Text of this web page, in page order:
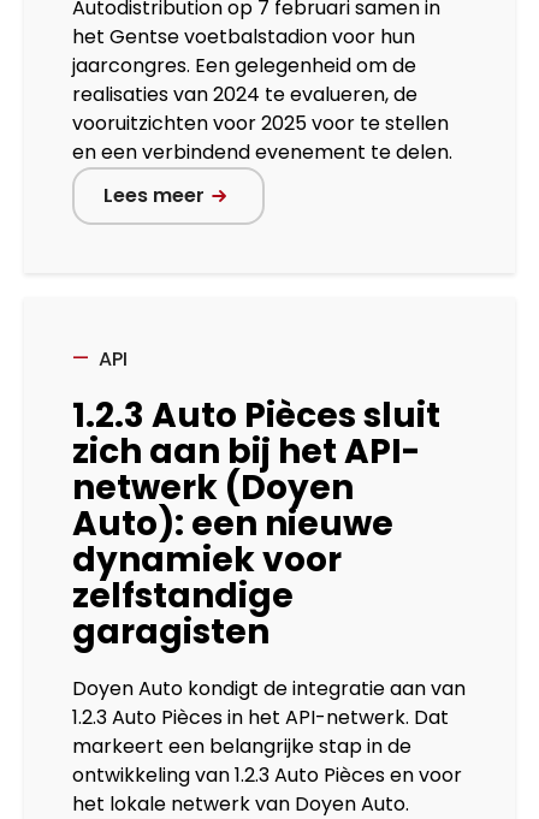
Autodistribution op 7 februari samen in
het Gentse voetbalstadion voor hun
jaarcongres. Een gelegenheid om de
realisaties van 2024 te evalueren, de
vooruitzichten voor 2025 voor te stellen
en een verbindend evenement te delen.
Lees meer
API
1.2.3 Auto Pièces sluit
zich aan bij het API-
netwerk (Doyen
Auto): een nieuwe
dynamiek voor
zelfstandige
garagisten
Doyen Auto kondigt de integratie aan van
1.2.3 Auto Pièces in het API-netwerk. Dat
markeert een belangrijke stap in de
ontwikkeling van 1.2.3 Auto Pièces en voor
het lokale netwerk van Doyen Auto.